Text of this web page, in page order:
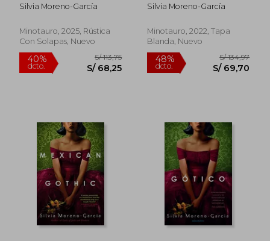
40%
dcto. S/ 95,01
40%
dcto. S/
Silvia Moreno-García
Minotauro, 2025, Rústica
Con Solapas, Nuevo
Silvia Moreno-García
Minotauro, 2022, Tapa
Blanda, Nuevo